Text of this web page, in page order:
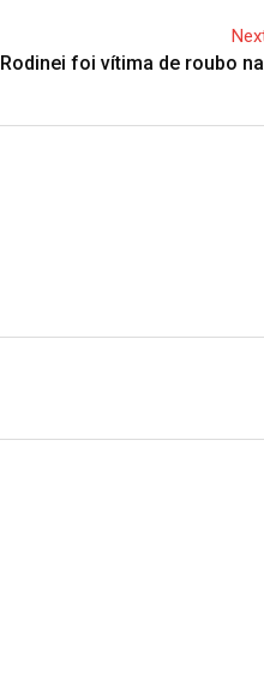
Rodinei foi vítima de roubo